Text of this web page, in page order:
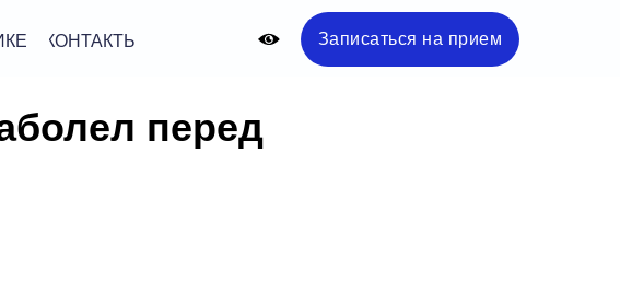
КОНТАКТЫ Записаться на прием
перед